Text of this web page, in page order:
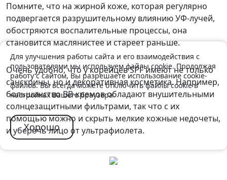
Помните, что на жирной коже, которая регулярно
подвергается разрушительному влиянию УФ-лучей,
обостряются воспалительные процессы, она
становится маслянистее и стареет раньше.
Очень удобно, что у корейцев SPF имеют не только
санскрины, но и декоративная косметика. Например,
большинство ВВ-кремов обладают внушительными
солнцезащитными фильтрами, так что с их
помощью можно и скрыть мелкие кожные недочеты,
и уберечь лицо от ультрафиолета.
Для улучшения работы сайта и его взаимодействия с
пользователями мы используем файлы cookie. Продолжая
работу с сайтом, Вы разрешаете использование cookie-
файлов. Вы всегда можете отключить файлы cookie в
настройках Вашего браузера.
Хорошо